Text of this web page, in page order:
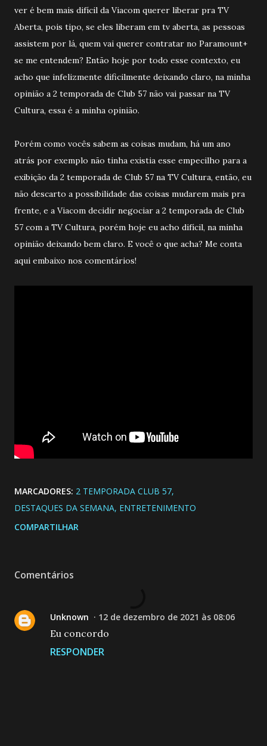
ver é bem mais difícil da Viacom querer liberar pra TV
Aberta, pois tipo, se eles liberam em tv aberta, as pessoas
assistem por lá, quem vai querer contratar no Paramount+
se me entendem? Então hoje por todo esse contexto, eu
acho que infelizmente dificilmente deixando claro, na minha
opinião a 2 temporada de Club 57 não vai passar na TV
Cultura, essa é a minha opinião.
Porém como vocês sabem as coisas mudam, há um ano
atrás por exemplo não tinha existia esse empecilho para a
exibição da 2 temporada de Club 57 na TV Cultura, então, eu
não descarto a possibilidade das coisas mudarem mais pra
frente, e a Viacom decidir negociar a 2 temporada de Club
57 com a TV Cultura, porém hoje eu acho difícil, na minha
opinião deixando bem claro. E você o que acha? Me conta
aqui embaixo nos comentários!
MARCADORES: 2 TEMPORADA CLUB 57
DESTAQUES DA SEMANA ENTRETENIMENTO
COMPARTILHAR
Comentários
Unknown 12 de dezembro de 2021 às 08:06
Eu concordo
RESPONDER